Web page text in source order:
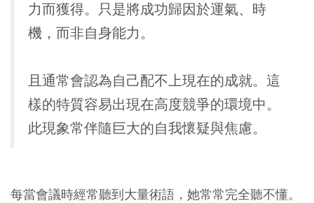
力而獲得。只是將成功歸因於運氣、時
機，而非自身能力。
且通常會認為自己配不上現在的成就。這
樣的特質容易出現在高度競爭的環境中。
此現象常伴隨巨大的自我懷疑與焦慮。
每當會議時經常聽到大量術語，她常常完全聽不懂。